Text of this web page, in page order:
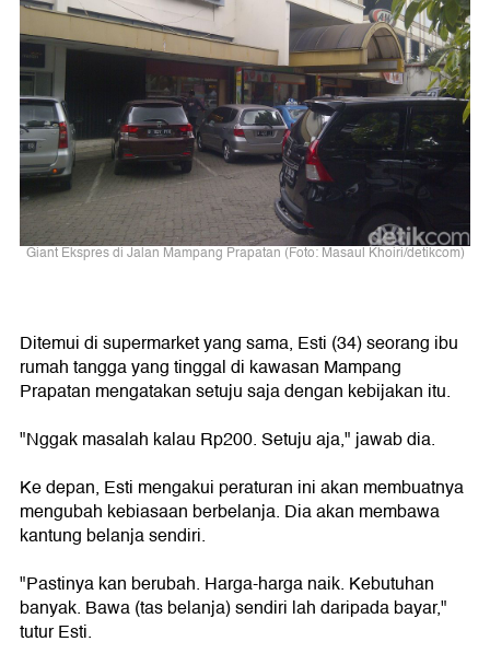
Giant Ekspres di Jalan Mampang Prapatan (Foto: Masaul Khoiri/detikcom)
Ditemui di supermarket yang sama, Esti (34) seorang ibu
rumah tangga yang tinggal di kawasan Mampang
Prapatan mengatakan setuju saja dengan kebijakan itu.
"Nggak masalah kalau Rp200. Setuju aja," jawab dia.
Ke depan, Esti mengakui peraturan ini akan membuatnya
mengubah kebiasaan berbelanja. Dia akan membawa
kantung belanja sendiri.
"Pastinya kan berubah. Harga-harga naik. Kebutuhan
banyak. Bawa (tas belanja) sendiri lah daripada bayar,"
tutur Esti.